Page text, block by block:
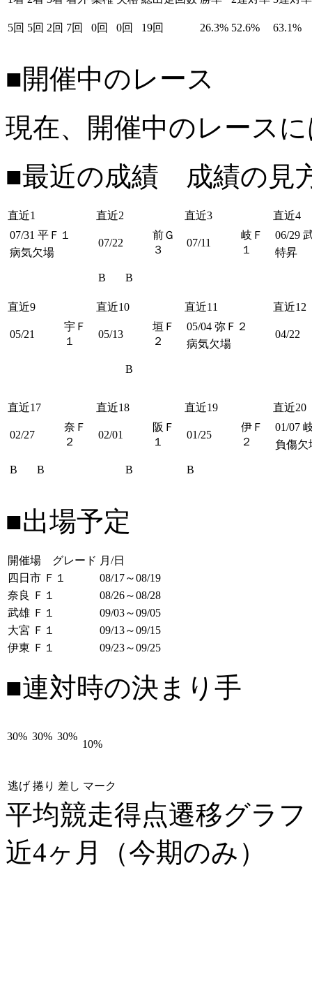
5回 5回 2回 7回 0回 0回 19回 26.3% 52.6% 63.1%
■開催中のレース
現在、開催中のレース
■最近の成績 成績の見
直近1 直近2 直近3
直近4
07/31 平Ｆ１
病気欠場
07/22
前Ｇ
３
B B
07/11
岐Ｆ
１
06/29
特昇
直近9 直近10 直近11 直近12
05/21
宇Ｆ
１
05/13
垣Ｆ
２
B
05/04 弥Ｆ２
病気欠場
04/22
直近17 直近18 直近19 直近20
02/27
奈Ｆ
２
B B
02/01
阪Ｆ
１
B
01/25
伊Ｆ
２
B
01/07
負傷欠
■出場予定
開催場 グレード 月/日
四日市 Ｆ１
08/17～08/19
奈良 Ｆ１
08/26～08/28
武雄 Ｆ１
09/03～09/05
大宮 Ｆ１
09/13～09/15
伊東 Ｆ１
09/23～09/25
■連対時の決まり手
30% 30% 30%
10%
逃げ 捲り 差し マーク
平均競走得点遷移グラ
近4ヶ月（今期のみ）